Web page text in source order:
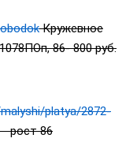
Кружевное
86- 800 руб.
platya/2872-
86